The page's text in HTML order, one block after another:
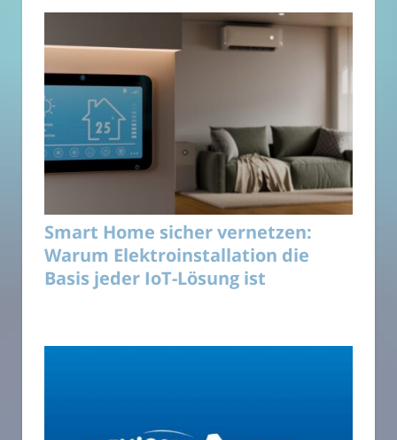
Smart Home sicher vernetzen:
Warum Elektroinstallation die
Basis jeder IoT-Lösung ist